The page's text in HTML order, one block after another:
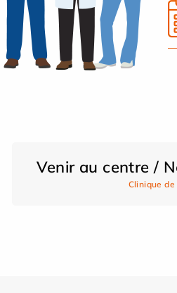
Venir au centre /
Clinique de